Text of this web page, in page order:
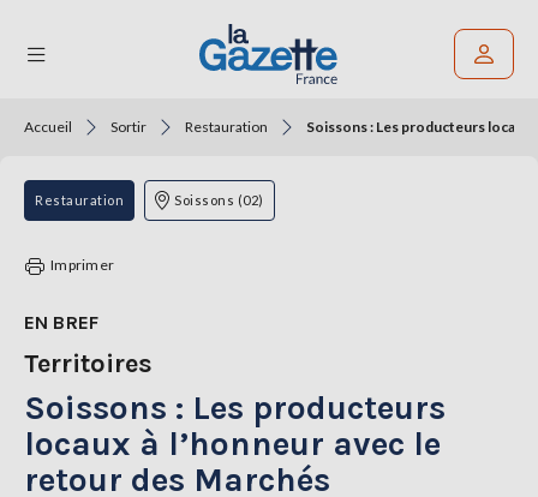
THÉMATIQUES
RÉGIONS
TENDANCES
SERVICES
LA
GAZETTE
Accueil Sortir Restauration Soissons : Les producteurs locaux
Restauration Soissons (02)
Imprimer
EN BREF
Territoires
Soissons : Les producteurs
locaux à l’honneur avec le
retour des Marchés